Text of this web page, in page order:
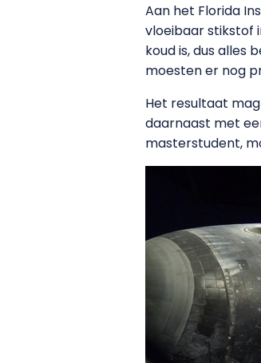
Aan het Florida
vloeibaar stikstof
koud is, dus alles
moesten er nog
Het resultaat
daarnaast met
masterstudent,